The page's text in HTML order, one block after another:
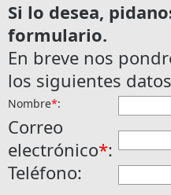
Si lo desea,
formulario.
En breve nos
los siguientes
Nombre*:
Correo
electrónico*:
Teléfono: